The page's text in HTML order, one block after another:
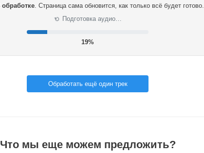
обработке. Страница сама обновится, как только всё будет готово.
⟳ Подготовка аудио…
20%
Обработать ещё один трек
Что мы еще можем предложить?